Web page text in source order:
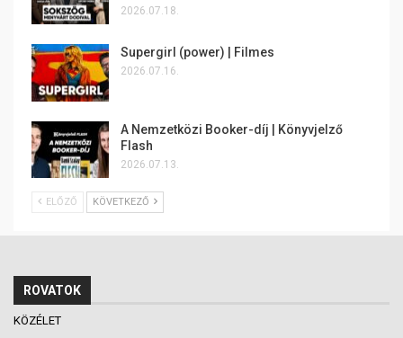
2026.07.18.
Supergirl (power) | Filmes
2026.07.16.
A Nemzetközi Booker-díj | Könyvjelző
Flash
2026.07.13.
ELŐZŐ KÖVETKEZŐ
ROVATOK
KÖZÉLET